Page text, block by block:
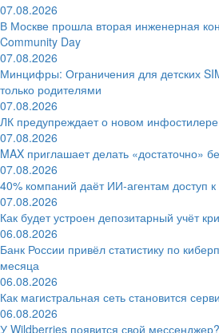
07.08.2026
В Москве прошла вторая инженерная
Community Day
07.08.2026
Минцифры: Ограничения для детских
только родителями
07.08.2026
ЛК предупреждает о новом
07.08.2026
MAX приглашает делать «достаточно»
07.08.2026
40% компаний даёт ИИ‑агентам доступ к
07.08.2026
Как будет устроен депозитарный учёт
06.08.2026
Банк России привёл статистику по
месяца
06.08.2026
Как магистральная сеть становится
06.08.2026
У Wildberries появится свой мессенджер?